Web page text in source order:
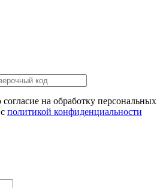
на обработку персональных
политикой конфиденциальности